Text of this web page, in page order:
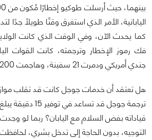
اليابانية، الأمر الذي استغرق وقتًا طويلًا جدًا
كما يحدث الآن، وفي الوقت الذي كانت
جندي أمريكي ودمرت 21 سفينة، وهاجمت 200 طائرة!
هل تعتقد أن خدمات جوجل كانت قد تقلب
ترجمة جوجل قد
قياداته بفض السلام مع اليابان؟ ربما لو وجدت
التوجيه، بدون الحاجة إلى تدخل بشري،